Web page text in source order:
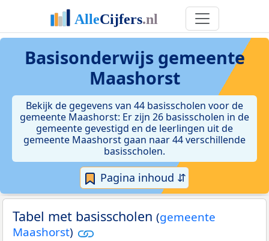
Basisonderwijs gemeente
Maashorst
Bekijk de gegevens van 44 basisscholen voor de
gemeente Maashorst: Er zijn 26 basisscholen in de
gemeente gevestigd en de leerlingen uit de
gemeente Maashorst gaan naar 44 verschillende
basisscholen.
Pagina inhoud ⇵
Tabel met basisscholen (gemeente
Maashorst)